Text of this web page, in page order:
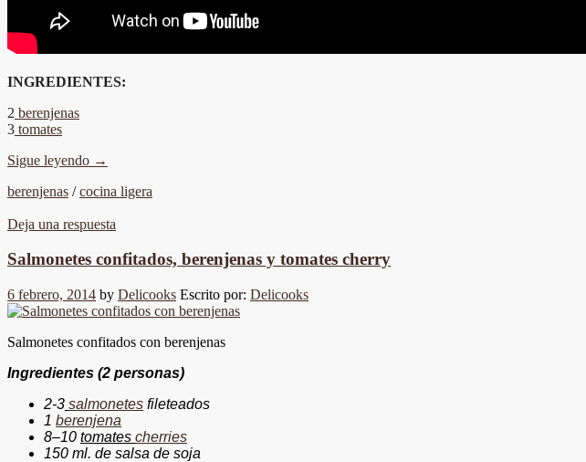
INGREDIENTES:
2 berenjenas
3 tomates
Sigue leyendo →
berenjenas /cocina ligera
Deja una respuesta
Salmonetes confitados, berenjenas y tomates cherry
6 febrero, 2014 by Delicooks Escrito por: Delicooks
Salmonetes confitados con berenjenas
Ingredientes (2 personas)
2-3 salmonetes fileteados
1 berenjena
8–10 tomates cherries
150 ml. de salsa de soja